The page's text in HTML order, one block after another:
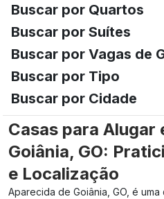
Buscar por Quartos
Buscar por Suítes
Buscar por Vagas de
Buscar por Tipo
Buscar por Cidade
Casas para Alugar
Goiânia, GO:
e Localização
Aparecida de Goiânia, GO, é